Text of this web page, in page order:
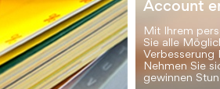
Account
Mit Ihrem
Sie alle
Verbesserung
Nehmen Sie
gewinnen